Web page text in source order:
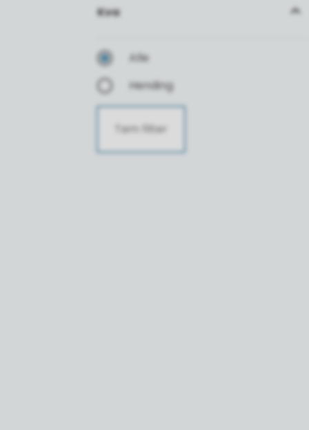
Kva
Alle
Hending
Tøm filter